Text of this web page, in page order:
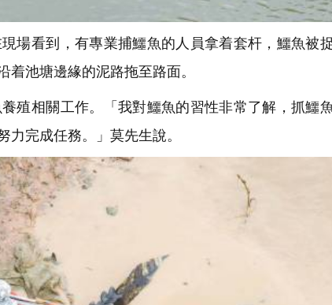
場看到，有專業捕鱷魚的人員拿着套杆，鱷魚被
池塘邊緣的泥路拖至路面。
殖相關工作。「我對鱷魚的習性非常了解，抓鱷
完成任務。」莫先生說。